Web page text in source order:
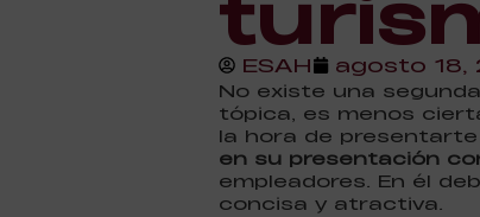
ESAH agosto 18,
No existe una
tópica, es menos
la hora de
en su presentación
empleadores. En él
concisa y atractiva.